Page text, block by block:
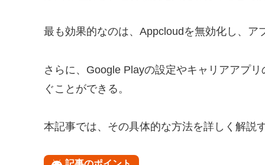
最も効果的なのは、Appcloudを無効化し、
さらに、Google Playの設定やキャリアアプ
ぐことができる。
本記事では、その具体的な方法を詳しく解説